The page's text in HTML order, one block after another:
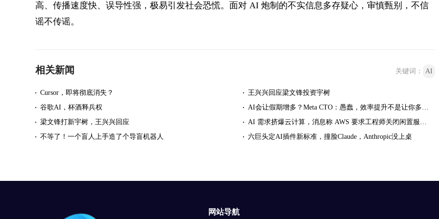
高、传播速度快、误导性强，极易引发社会恐慌。面对 AI 炮制的不实信息多存疑心，审慎甄别，不信
谣不传谣。
相关新闻 关键词： AI
Cursor，即将彻底消失？
王兴兴回应梁文锋投资宇树
谷歌AI，杯酒释兵权
梁文锋打新宇树，王兴兴回应
不等了！一个盲人上手造了个导盲机器人
六巨头定AI插件新标准，撞脸Claude，Anthropic没上桌
网站导航